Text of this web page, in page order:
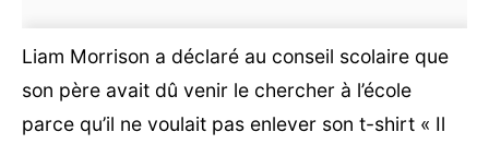
Liam Morrison a déclaré au conseil scolaire que
son père avait dû venir le chercher à l’école
parce qu’il ne voulait pas enlever son t-shirt « Il